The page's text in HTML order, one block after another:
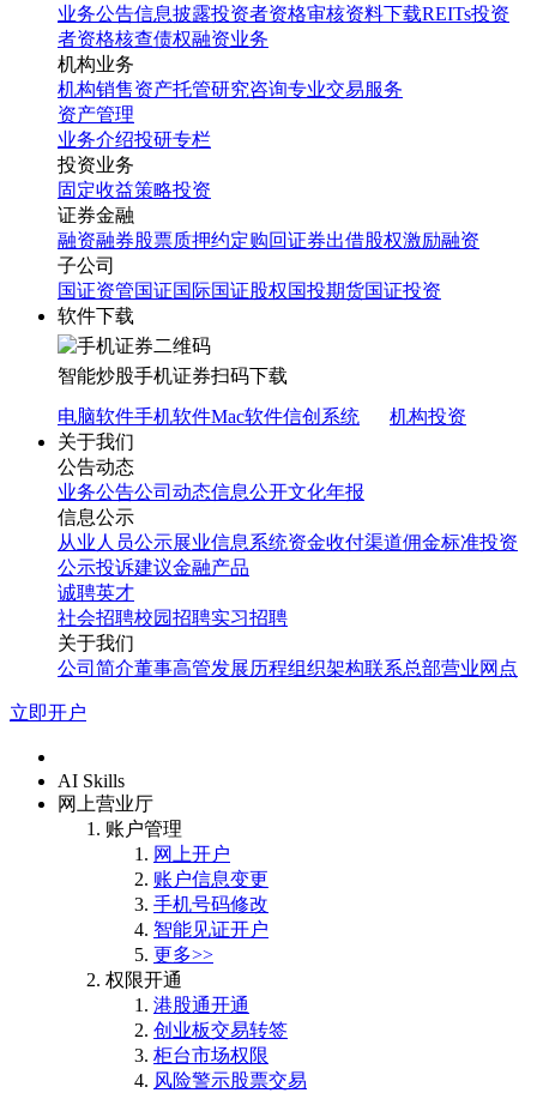
业务公告信息披露投资者资格审核资料下载REITs投资
者资格核查债权融资业务
机构业务
机构销售资产托管研究咨询专业交易服务
资产管理
业务介绍投研专栏
投资业务
固定收益策略投资
证券金融
融资融券股票质押约定购回证券出借股权激励融资
子公司
国证资管国证国际国证股权国投期货国证投资
软件下载
智能炒股手机证券扫码下载
电脑软件手机软件Mac软件信创系统
机构投资
关于我们
公告动态
业务公告公司动态信息公开文化年报
信息公示
从业人员公示展业信息系统资金收付渠道佣金标准投资
公示投诉建议金融产品
诚聘英才
社会招聘校园招聘实习招聘
关于我们
公司简介董事高管发展历程组织架构联系总部营业网点
立即开户
AI Skills
网上营业厅
账户管理
网上开户
账户信息变更
手机号码修改
智能见证开户
更多>>
权限开通
港股通开通
创业板交易转签
柜台市场权限
风险警示股票交易